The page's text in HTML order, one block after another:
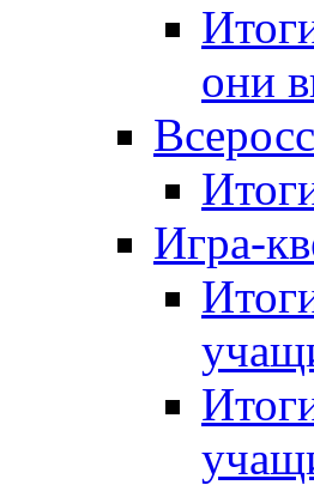
они
Игра-